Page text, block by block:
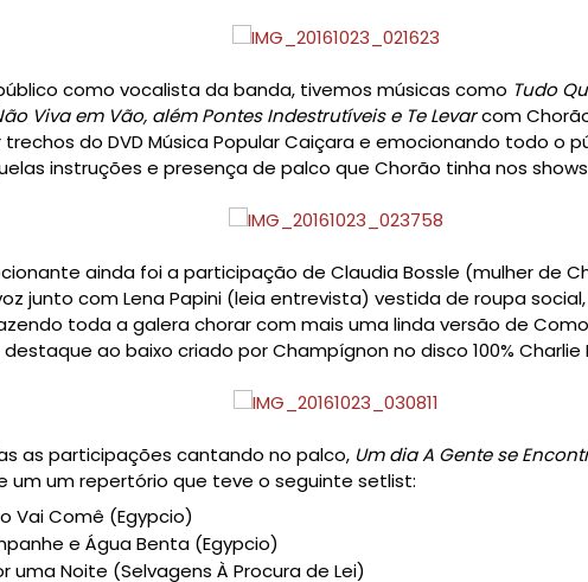
como vocalista da banda, tivemos músicas como Tudo
Viva em Vão, além Pontes Indestrutíveis e Te Levarcom
trechos do DVD Música Popular Caiçara e emocionando todo o
instruções e presença de palco que Chorão tinha nos
ainda foi a participação de Claudia Bossle (mulher de
junto com Lena Papini (leia entrevista) vestida de roupa
toda a galera chorar com mais uma linda versão de Como
ao baixo criado por Champígnon no disco 100% Charlie
as participações cantando no palco, Um dia A Gente se
um um repertório que teve o seguinte setlist:
Vai Comê (Egypcio)
e Água Benta (Egypcio)
uma Noite (Selvagens À Procura de Lei)